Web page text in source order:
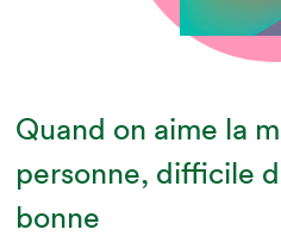
Quand on aime la
personne, difficile
bonne